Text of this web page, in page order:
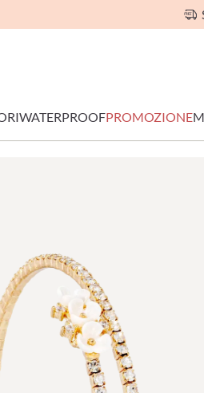
WATERPROOFPROMOZIONE